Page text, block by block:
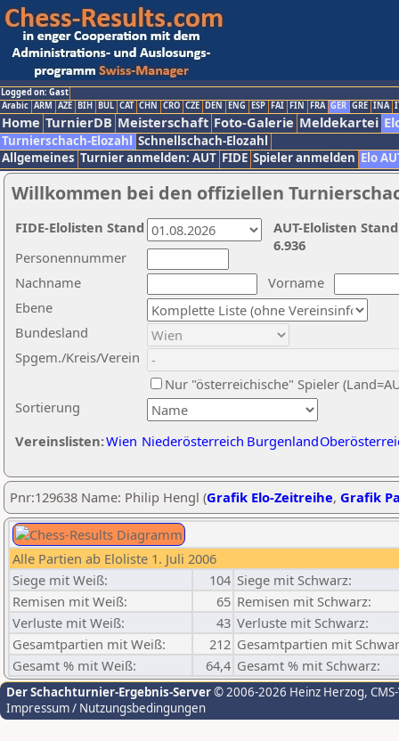
Logged on: Gast
Arabic ARM AZE BIH BUL CAT CHN CRO CZE DEN ENG ESP FAI FIN FRA GER GRE INA
Home TurnierDB Meisterschaft Foto-Galerie Meldekartei
Turnierschach-Elozahl Schnellschach-Elozahl
Allgemeines Turnier anmelden: AUT FIDE Spieler anmelden Elo
Willkommen bei den offiziellen
Nachname
Vorname
Ebene
Sortierung
Personennummer
Bundesland
Spgem./Kreis/Verein
Nur "österreichische" Spieler
Vereinslisten:Wien Niederösterreich Burgenland
AUT-Elolisten
6.936
FIDE-Elolisten Stand
Pnr:129638 Name: Philip Hengl (Grafik Elo-Zeitreihe, Grafik
Alle Partien ab Eloliste 1. Juli 2006
Siege mit Weiß:
104 Siege mit Schwarz:
Remisen mit Weiß:
65 Remisen mit Schwarz:
Verluste mit Weiß:
43 Verluste mit Schwarz:
Gesamtpartien mit Weiß:
212 Gesamtpartien mit
Gesamt % mit Weiß:
64,4 Gesamt % mit Schwarz:
Der Schachturnier-Ergebnis-Server© 2006-2026 Heinz Herzog,
Impressum / Nutzungsbedingungen